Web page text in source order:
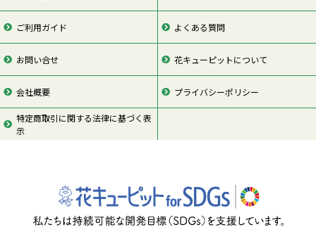
ご利用ガイド よくある質問
お問い合せ 花キューピットについて
会社概要 プライバシーポリシー
特定商取引に関する法律に基づく表
示
ページの先頭